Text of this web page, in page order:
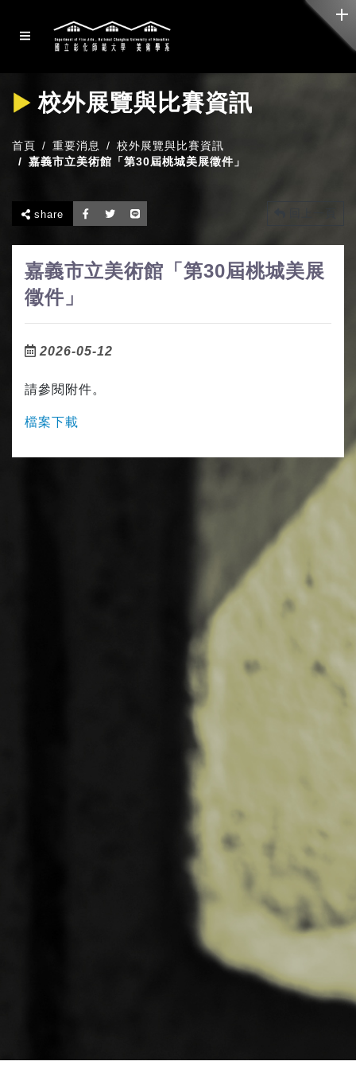
校外展覽與比賽資訊
首頁 重要消息
校外展覽與比賽資訊
嘉義市立美術館「第30屆桃城美展徵件」
share
嘉義市立美術館「第30屆桃城美展
徵件」
2026-05-12
請參閱附件。
檔案下載